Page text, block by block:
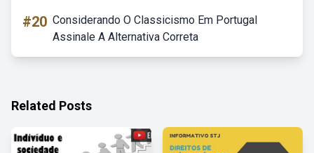
#20 Considerando O Classicismo Em Portugal
Assinale A Alternativa Correta
Related Posts